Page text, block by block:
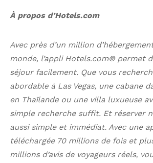
À propos d’Hotels.com
Avec près d’un million
monde, l’appli Hotels.com® permet
séjour facilement. Que vous
abordable à Las Vegas, une cabane
en Thaïlande ou une villa luxueuse
simple recherche suffit. Et réserver
aussi simple et immédiat. Avec une
téléchargée 70 millions de fois et
millions d’avis de voyageurs réels,